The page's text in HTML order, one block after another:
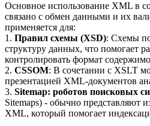
Основное использование XML в
связано с обмен данными и их
применяется для:
1. Правил схемы (XSD): Схемы
структуру данных, что помогает
контролировать формат
2. CSSOM: В сочетании с XSLT
презентацией XML-документов
3. Sitemap: роботов поисковых
Sitemaps) - обычно представляют
XML, который помогает